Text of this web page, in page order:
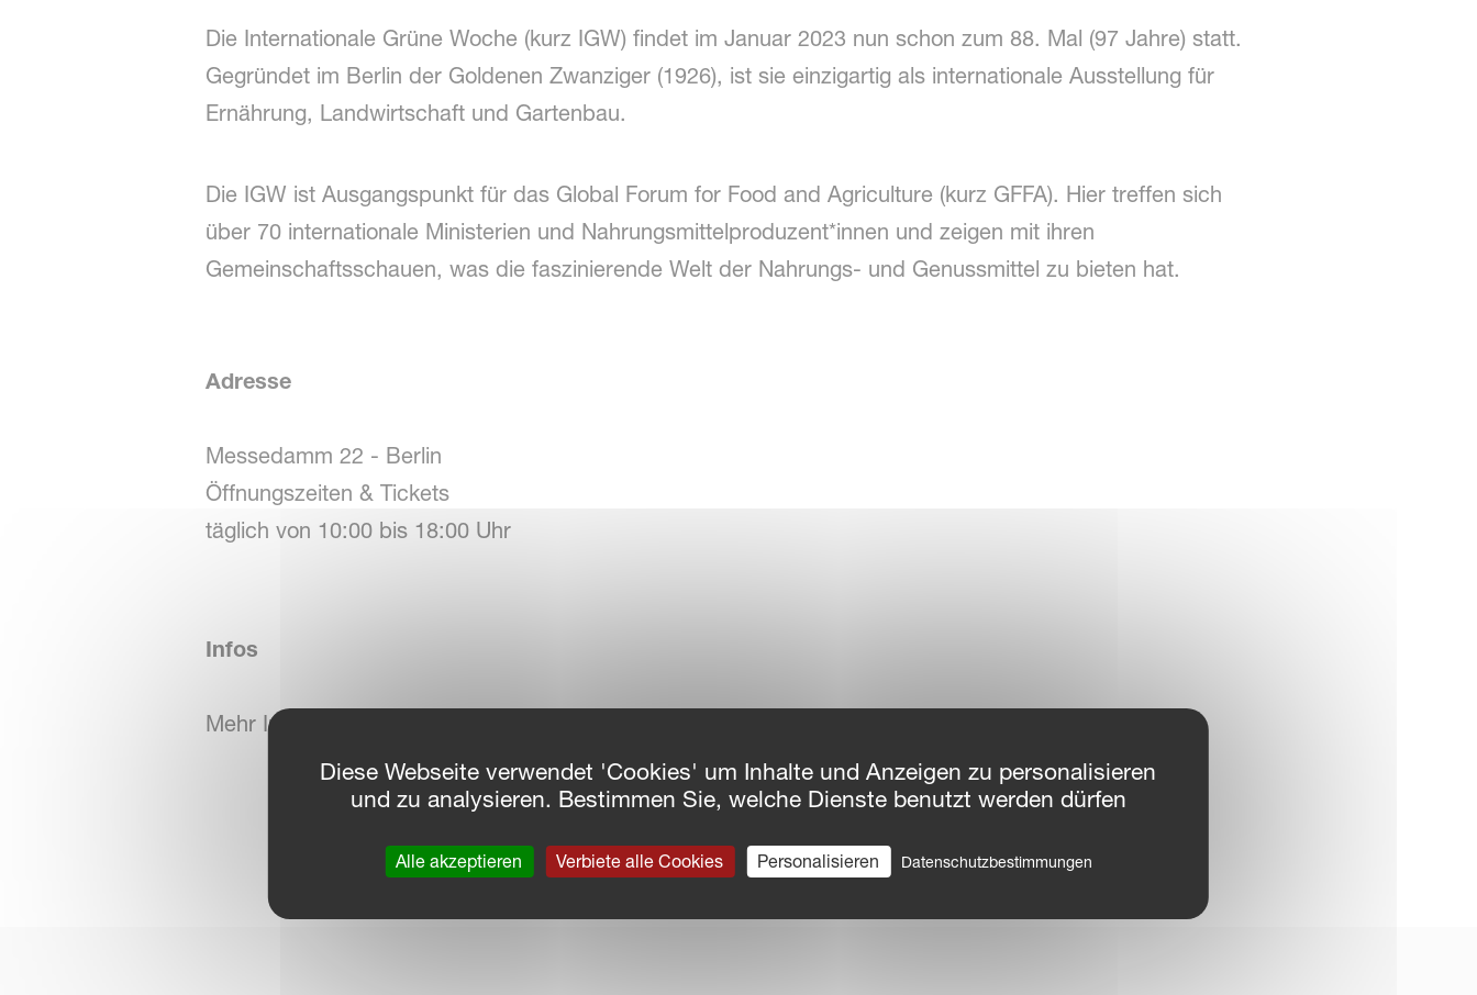
Die Internationale Grüne Woche (kurz IGW) findet im Januar 2023 nun schon zum 88. Mal (97 Jahre) statt.
Gegründet im Berlin der Goldenen Zwanziger (1926), ist sie einzigartig als internationale Ausstellung für
Ernährung, Landwirtschaft und Gartenbau.
Die IGW ist Ausgangspunkt für das Global Forum for Food and Agriculture (kurz GFFA). Hier treffen sich
über 70 internationale Ministerien und Nahrungsmittelproduzent*innen und zeigen mit ihren
Gemeinschaftsschauen, was die faszinierende Welt der Nahrungs- und Genussmittel zu bieten hat.
Adresse
Messedamm 22 - Berlin
Öffnungszeiten & Tickets
täglich von 10:00 bis 18:00 Uhr
Infos
Mehr Informationen auf
Diese Webseite verwendet 'Cookies' um Inhalte und Anzeigen zu personalisieren
und zu analysieren. Bestimmen Sie, welche Dienste benutzt werden dürfen
Alle akzeptieren Verbiete alle Cookies Personalisieren Datenschutzbestimmungen